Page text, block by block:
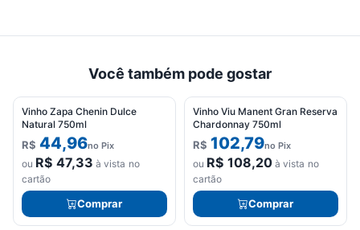
Você também pode gostar
Vinho Zapa Chenin Dulce
Natural 750ml
R$ 44,96no Pix
ou R$ 47,33 à vista no
cartão
Comprar
Vinho Viu Manent Gran Reserva
Chardonnay 750ml
R$ 102,79no Pix
ou R$ 108,20à vista no
cartão
Comprar